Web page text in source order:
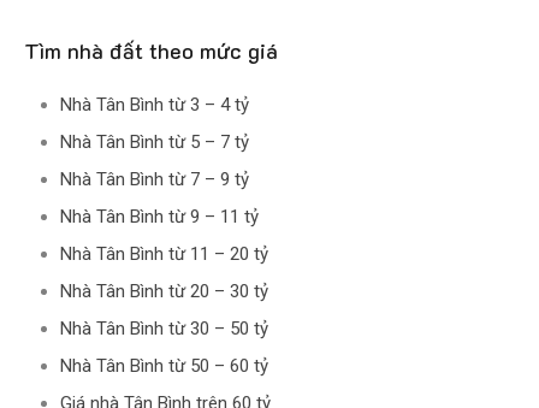
Tìm nhà đất theo mức giá
Nhà Tân Bình từ 3 – 4 tỷ
Nhà Tân Bình từ 5 – 7 tỷ
Nhà Tân Bình từ 7 – 9 tỷ
Nhà Tân Bình từ 9 – 11 tỷ
Nhà Tân Bình từ 11 – 20 tỷ
Nhà Tân Bình từ 20 – 30 tỷ
Nhà Tân Bình từ 30 – 50 tỷ
Nhà Tân Bình từ 50 – 60 tỷ
Giá nhà Tân Bình trên 60 tỷ